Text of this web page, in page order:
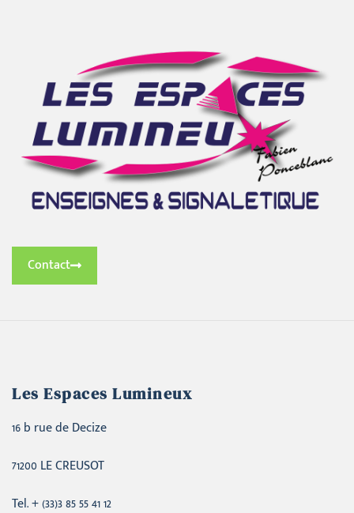
Contact
Les Espaces Lumineux
16 b rue de Decize
71200 LE CREUSOT
Tel. + (33)3 85 55 41 12